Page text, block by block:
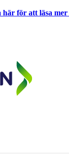
här för att läsa mer